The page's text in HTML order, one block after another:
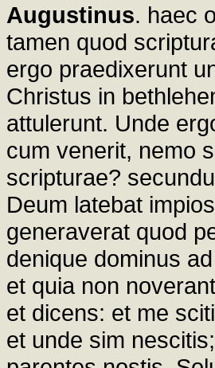
Augustinus. haec
tamen quod
ergo praedixerunt
Christus in
attulerunt. Unde
cum venerit, nemo
scripturae?
Deum latebat
generaverat quod
denique dominus
et quia non
et dicens: et me
et unde sim